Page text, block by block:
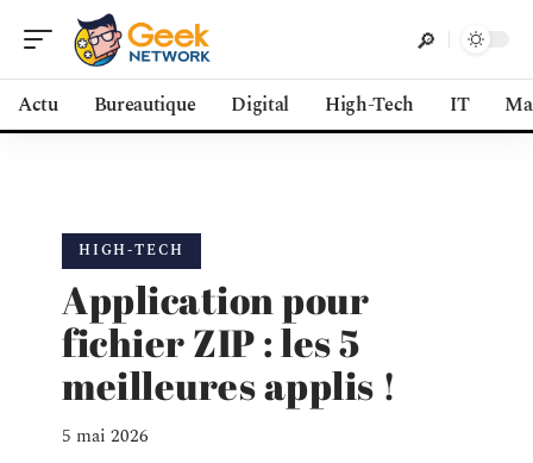
Actu Bureautique Digital High-Tech IT
HIGH-TECH
Application pour
fichier ZIP : les 5
meilleures applis !
5 mai 2026